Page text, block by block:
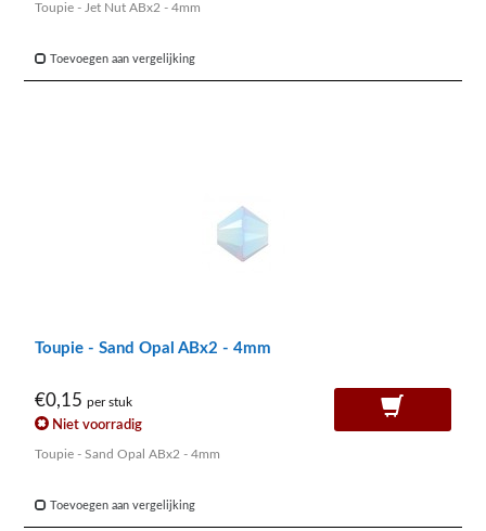
Toupie - Jet Nut ABx2 - 4mm
Toevoegen aan vergelijking
Toupie - Sand Opal ABx2 - 4mm
€0,15 per stuk
Niet voorradig
Toupie - Sand Opal ABx2 - 4mm
Toevoegen aan vergelijking